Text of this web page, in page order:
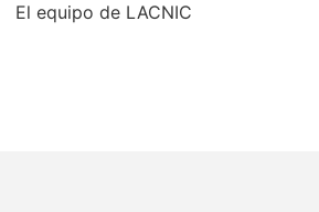
El equipo de LACNIC